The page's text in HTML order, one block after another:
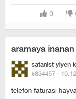
0
aramaya
satanist yiyen
#834457 ·
telefon faturası